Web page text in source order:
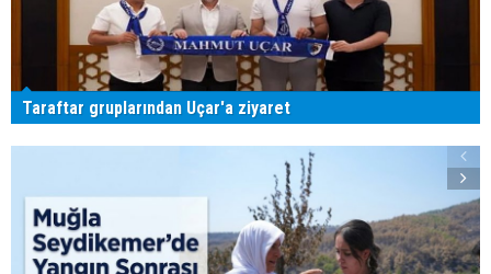
Taraftar gruplarından Uçar'a ziyaret